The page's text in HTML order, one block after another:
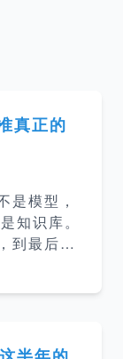
真正的
模型，
知识库。
到最后才
来—— AI